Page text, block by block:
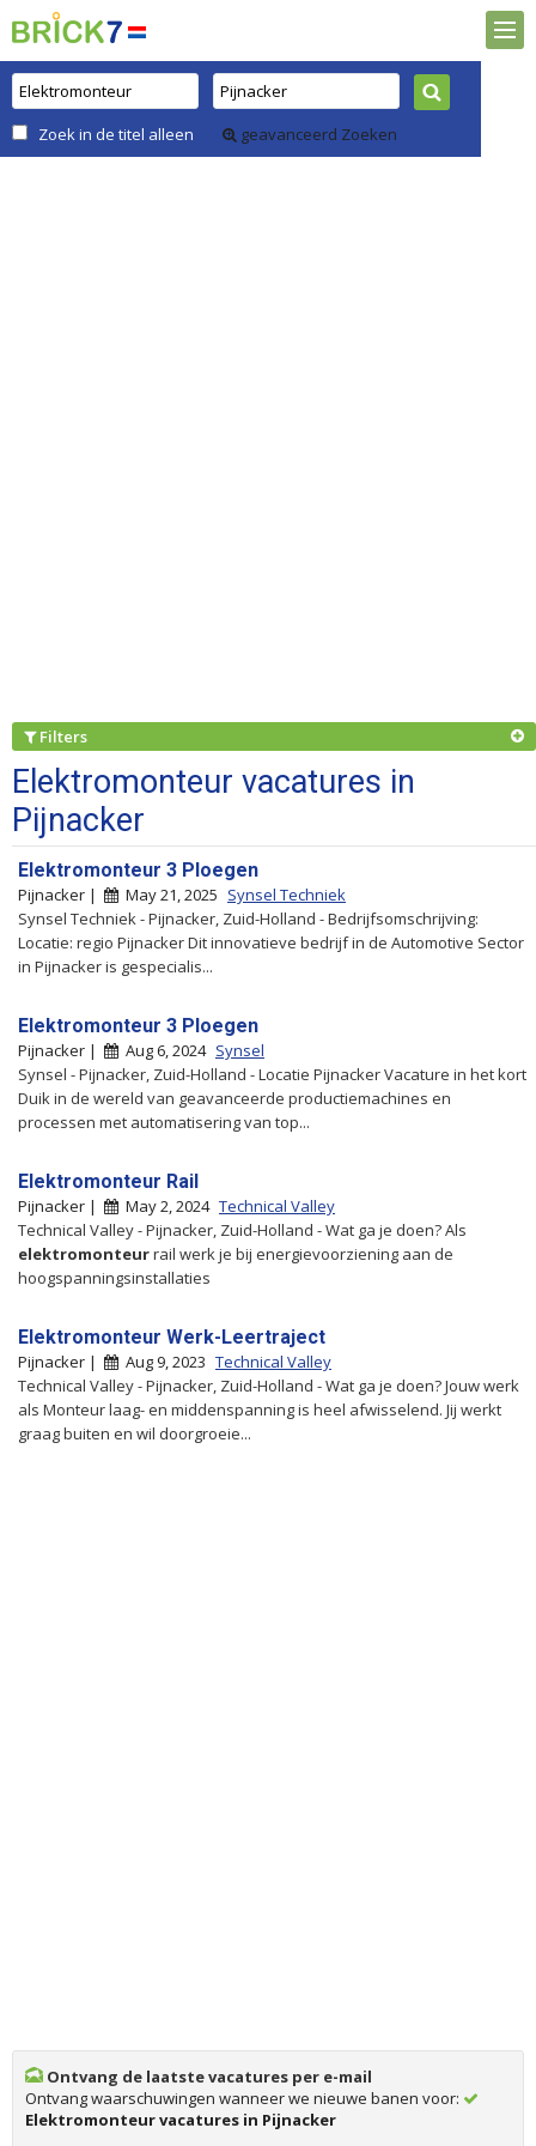
Zoek in de titel alleen geavanceerd Zoeken
Filters
Elektromonteur vacatures in
Pijnacker
Elektromonteur 3 Ploegen
Pijnacker | May 21, 2025 Synsel Techniek
Synsel Techniek - Pijnacker, Zuid-Holland - Bedrijfsomschrijving:
Locatie: regio Pijnacker Dit innovatieve bedrijf in de Automotive Sector
in Pijnacker is gespecialis...
Elektromonteur 3 Ploegen
Pijnacker | Aug 6, 2024 Synsel
Synsel - Pijnacker, Zuid-Holland - Locatie Pijnacker Vacature in het kort
Duik in de wereld van geavanceerde productiemachines en
processen met automatisering van top...
Elektromonteur Rail
Pijnacker | May 2, 2024 Technical Valley
Technical Valley - Pijnacker, Zuid-Holland - Wat ga je doen? Als
elektromonteurrail werk je bij energievoorziening aan de
hoogspanningsinstallaties
Elektromonteur Werk-Leertraject
Pijnacker | Aug 9, 2023 Technical Valley
Technical Valley - Pijnacker, Zuid-Holland - Wat ga je doen? Jouw werk
als Monteur laag- en middenspanning is heel afwisselend. Jij werkt
graag buiten en wil doorgroeie...
Ontvang de laatste vacatures per e-mail
Ontvang waarschuwingen wanneer we nieuwe banen voor:
Elektromonteur vacatures in Pijnacker